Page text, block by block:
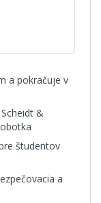
a pokračuje v
&
študentov
a